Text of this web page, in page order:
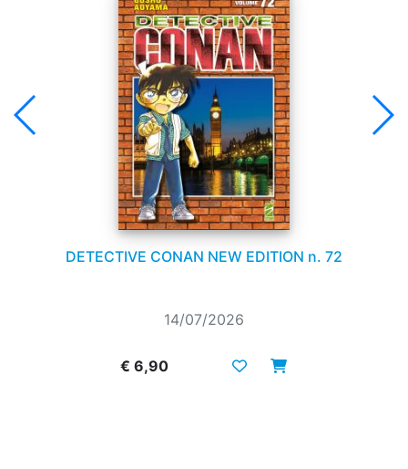
DETECTIVE CONAN NEW EDITION n. 72
14/07/2026
€ 6,90